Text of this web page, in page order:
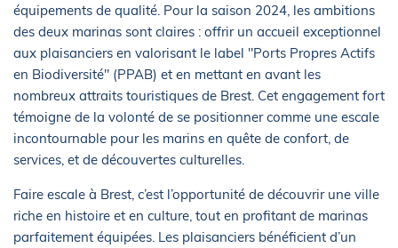
équipements de qualité. Pour la saison 2024, les ambitions
des deux marinas sont claires : offrir un accueil exceptionnel
aux plaisanciers en valorisant le label "Ports Propres Actifs
en Biodiversité" (PPAB) et en mettant en avant les
nombreux attraits touristiques de Brest. Cet engagement fort
témoigne de la volonté de se positionner comme une escale
incontournable pour les marins en quête de confort, de
services, et de découvertes culturelles.
Faire escale à Brest, c’est l’opportunité de découvrir une ville
riche en histoire et en culture, tout en profitant de marinas
parfaitement équipées. Les plaisanciers bénéficient d’un